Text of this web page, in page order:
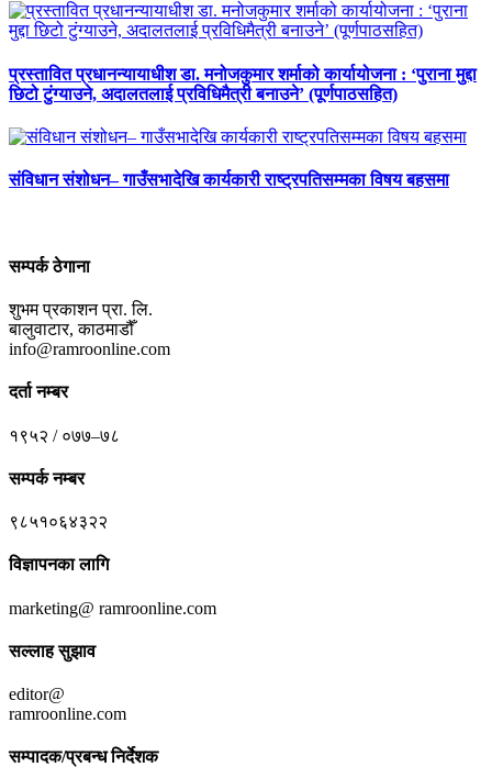
प्रस्तावित प्रधानन्यायाधीश डा. मनोजकुमार शर्माको कार्यायोजना : ‘पुराना मुद्दा
छिटो टुंग्याउने, अदालतलाई प्रविधिमैत्री बनाउने’ (पूर्णपाठसहित)
संविधान संशोधन– गाउँसभादेखि कार्यकारी राष्ट्रपतिसम्मका विषय बहसमा
सम्पर्क ठेगाना
शुभम प्रकाशन प्रा. लि.
बालुवाटार, काठमाडौँ
info@ramroonline.com
दर्ता नम्बर
१९५२ / ०७७–७८
सम्पर्क नम्बर
९८५१०६४३२२
विज्ञापनका लागि
marketing@ ramroonline.com
सल्लाह सुझाव
editor@
ramroonline.com
सम्पादक/प्रबन्ध निर्देशक